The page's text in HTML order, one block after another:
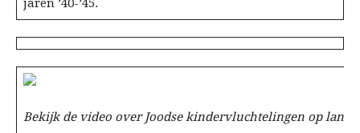
jaren ’40-’45.
Bekijk de video over Joodse kindervluchtelingen op